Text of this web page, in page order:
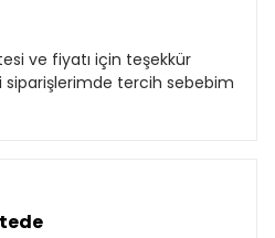
ve fiyatı için teşekkür
tercih sebebim